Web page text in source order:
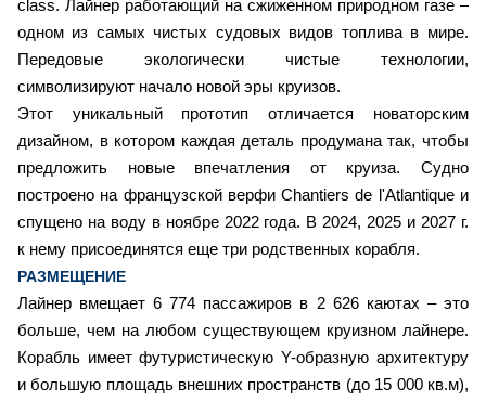
class. Лайнер работающий на сжиженном природном газе –
одном из самых чистых судовых видов топлива в мире.
Передовые экологически чистые технологии,
символизируют начало новой эры круизов.
Этот уникальный прототип отличается новаторским
дизайном, в котором каждая деталь продумана так, чтобы
предложить новые впечатления от круиза. Судно
построено на французской верфи Chantiers de l'Atlantique и
спущено на воду в ноябре 2022 года. В 2024, 2025 и 2027 г.
к нему присоединятся еще три родственных корабля.
РАЗМЕЩЕНИЕ
Лайнер вмещает 6 774 пассажиров в 2 626 каютах – это
больше, чем на любом существующем круизном лайнере.
Корабль имеет футуристическую Y-образную архитектуру
и большую площадь внешних пространств (до 15 000 кв.м),